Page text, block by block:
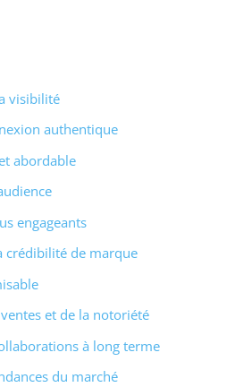
visibilité
authentique
abordable
engageants
crédibilité de marque
et de la notoriété
à long terme
du marché